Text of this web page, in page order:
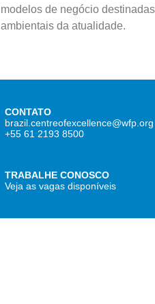
modelos de negócio
ambientais da atualidade.
CONTATO
brazil.centreofexcellence@wfp.org
+55 61 2193 8500
TRABALHE CONOSCO
Veja as vagas disponíveis